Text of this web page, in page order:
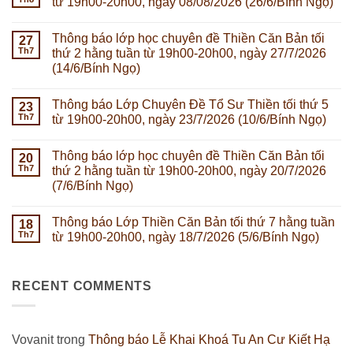
bình
luận
ở
Thông
Thiền
Căn
Bản
7
hằng
tuần
từ
19h00-
08/08/2026
(26/6/Bính
Ngọ)
27
Th7
Thông báo lớp học chuyên đề Thiền Căn Bản tối
thứ 2 hằng tuần từ 19h00-20h00, ngày 27/7/2026
(14/6/Bính Ngọ)
bình
luận
ở
lớp
học
chuyên
đề
Bản
tối
thứ
19h00-
Ngọ)
23
Th7
Thông báo Lớp Chuyên Đề Tổ Sư Thiền tối thứ 5
từ 19h00-20h00, ngày 23/7/2026 (10/6/Bính Ngọ)
bình
luận
ở
Thông
Chuyên
Đề
Tổ
5
23/7/2026
20
Th7
Thông báo lớp học chuyên đề Thiền Căn Bản tối
thứ 2 hằng tuần từ 19h00-20h00, ngày 20/7/2026
(7/6/Bính Ngọ)
bình
luận
ở
học
Bản
tối
18
Th7
Thông báo Lớp Thiền Căn Bản tối thứ 7 hằng tuần
từ 19h00-20h00, ngày 18/7/2026 (5/6/Bính Ngọ)
luận
Thiền
Căn
RECENT COMMENTS
Vovanittrong Thông báo Lễ Khai Khoá Tu An Cư Kiết Hạ